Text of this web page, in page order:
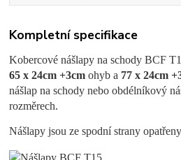
Kompletní specifikace
Kobercové nášlapy na schody BCF
65 x 24cm +3cm ohyb a 77 x 24cm
nášlap na schody nebo obdélníkový
rozměrech.
Nášlapy jsou ze spodní strany